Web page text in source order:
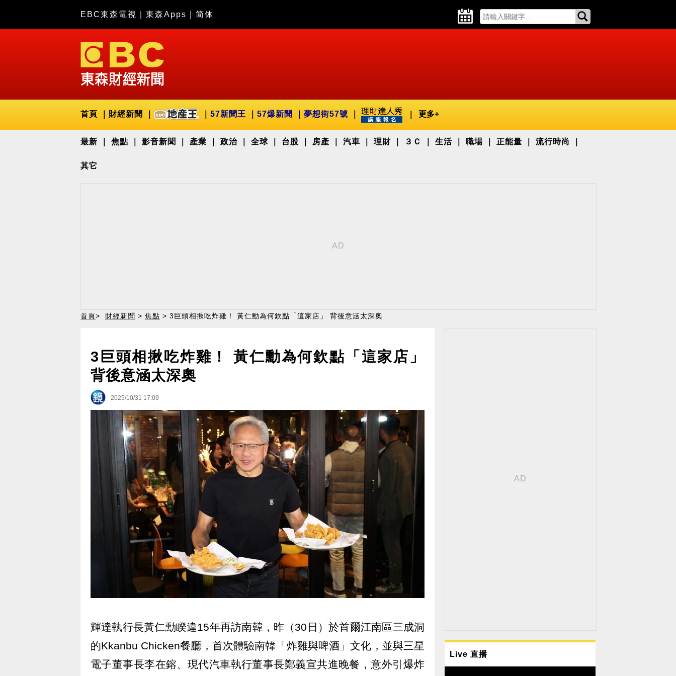
EBC東森電視 東森Apps 简体
首頁 財經新聞 57新聞王 57爆新聞 夢想街57號 更多+
最新 焦點 影音新聞 產業 政治 全球 台股 房產 汽車 理財 ３Ｃ 生活 職場 正能量 流行時尚
其它
首頁> 財經新聞 > 焦點 > 3巨頭相揪吃炸雞！ 黃仁勳為何欽點「這家店」 背後意涵太深奧
3巨頭相揪吃炸雞！ 黃仁勳為何欽點「這家店」
背後意涵太深奧
2025/10/31 17:09
輝達執行長黃仁勳睽違15年再訪南韓，昨（30日）於首爾江南區三成洞
的Kkanbu Chicken餐廳，首次體驗南韓「炸雞與啤酒」文化，並與三星
電子董事長李在鎔、現代汽車執行董事長鄭義宣共進晚餐，意外引爆炸
Live 直播